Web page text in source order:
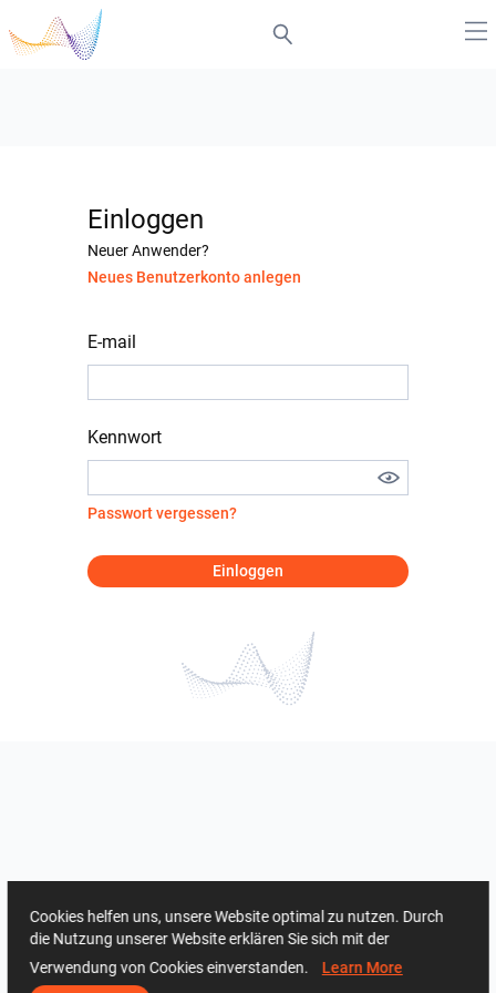
Einloggen
Neuer Anwender?
Neues Benutzerkonto anlegen
E-mail
Kennwort
Passwort vergessen?
Einloggen
Cookies helfen uns, unsere Website optimal zu nutzen. Durch
die Nutzung unserer Website erklären Sie sich mit der
Verwendung von Cookies einverstanden. Learn More